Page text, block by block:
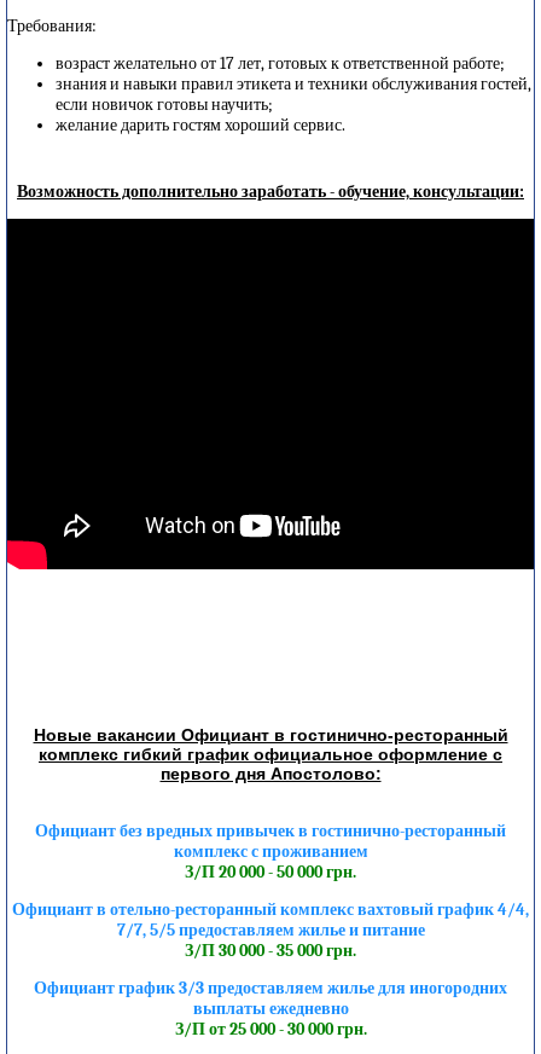
Требования:
возраст желательно от 17 лет, готовых к ответственной работе;
знания и навыки правил этикета и техники обслуживания гостей,
если новичок готовы научить;
желание дарить гостям хороший сервис.
Возможность дополнительно заработать - обучение, консультации:
Новые вакансии Официант в гостинично-ресторанный
комплекс гибкий график официальное оформление с
первого дня Апостолово:
Официант без вредных привычек в гостинично-ресторанный
комплекс с проживанием
З/П 20 000 - 50 000 грн.
Официант в отельно-ресторанный комплекс вахтовый график 4/4,
7/7, 5/5 предоставляем жилье и питание
З/П 30 000 - 35 000 грн.
Официант график 3/3 предоставляем жилье для иногородних
выплаты ежедневно
З/П от 25 000 - 30 000 грн.